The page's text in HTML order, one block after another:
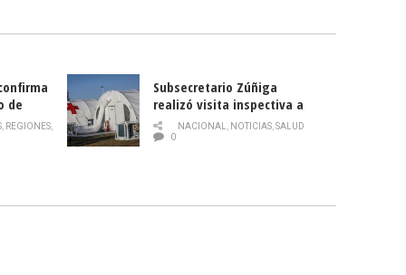
de
, REGIONES,
Subsecretario Zúñiga
realizó visita inspectiva a
Hospital Modular Sótero del
Río
NACIONAL, NOTICIAS,SALUD
0